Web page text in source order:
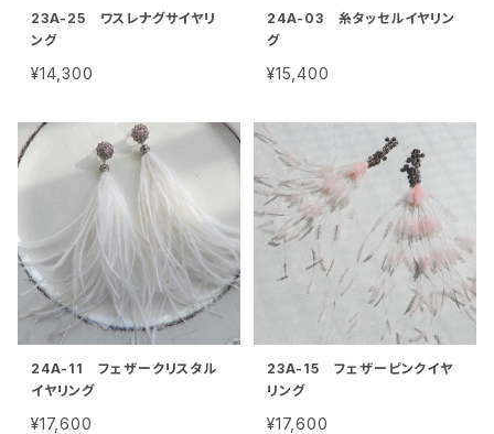
23A-25 ワスレナグサイヤリ
ング
¥14,300
24A-03 糸タッセルイヤリン
グ
¥15,400
24A-11 フェザークリスタル
イヤリング
¥17,600
23A-15 フェザーピンクイヤ
リング
¥17,600